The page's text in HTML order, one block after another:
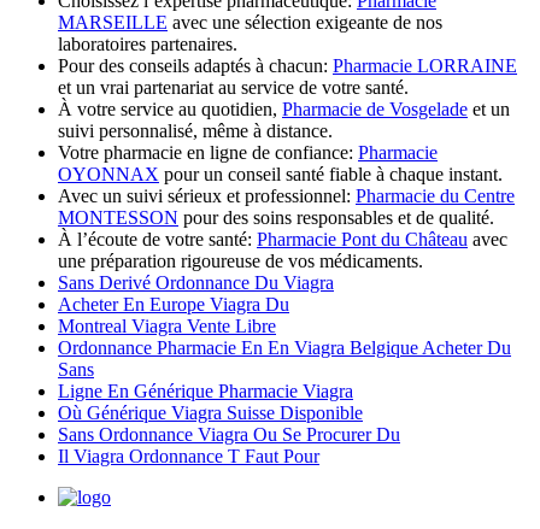
MARSEILLE avec une sélection exigeante de nos
laboratoires partenaires.
Pour des conseils adaptés à chacun: Pharmacie LORRAINE
et un vrai partenariat au service de votre santé.
À votre service au quotidien, Pharmacie de Vosgelade et un
suivi personnalisé, même à distance.
Votre pharmacie en ligne de confiance: Pharmacie
OYONNAX pour un conseil santé fiable à chaque instant.
Avec un suivi sérieux et professionnel: Pharmacie du Centre
MONTESSON pour des soins responsables et de qualité.
À l’écoute de votre santé: Pharmacie Pont du Château avec
une préparation rigoureuse de vos médicaments.
Sans Derivé Ordonnance Du Viagra
Acheter En Europe Viagra Du
Montreal Viagra Vente Libre
Ordonnance Pharmacie En En Viagra Belgique Acheter Du
Sans
Ligne En Générique Pharmacie Viagra
Où Générique Viagra Suisse Disponible
Sans Ordonnance Viagra Ou Se Procurer Du
Il Viagra Ordonnance T Faut Pour